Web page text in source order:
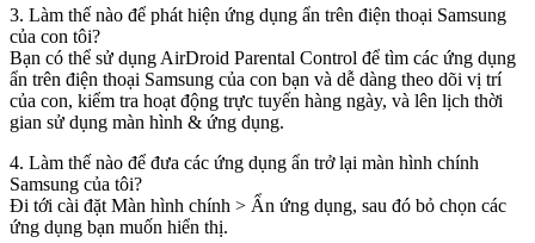
3. Làm thế nào để phát hiện ứng dụng ẩn trên điện thoại Samsung
của con tôi?
Bạn có thể sử dụng AirDroid Parental Control để tìm các ứng dụng
ẩn trên điện thoại Samsung của con bạn và dễ dàng theo dõi vị trí
của con, kiểm tra hoạt động trực tuyến hàng ngày, và lên lịch thời
gian sử dụng màn hình & ứng dụng.
4. Làm thế nào để đưa các ứng dụng ẩn trở lại màn hình chính
Samsung của tôi?
Đi tới cài đặt Màn hình chính > Ẩn ứng dụng, sau đó bỏ chọn các
ứng dụng bạn muốn hiển thị.